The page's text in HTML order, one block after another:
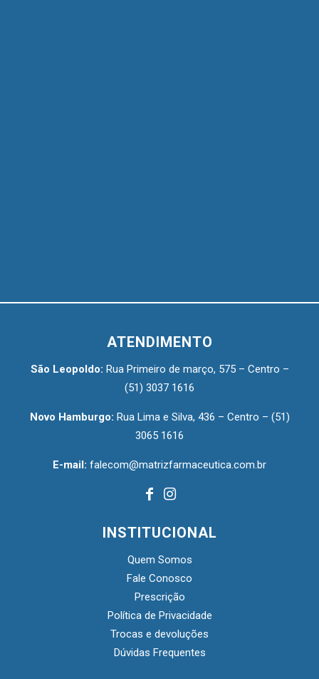
ATENDIMENTO
São Leopoldo: Rua Primeiro de março, 575 – Centro –
(51) 3037 1616
Novo Hamburgo: Rua Lima e Silva, 436 – Centro – (51)
3065 1616
E-mail: falecom@matrizfarmaceutica.com.br
INSTITUCIONAL
Quem Somos
Fale Conosco
Prescrição
Política de Privacidade
Trocas e devoluções
Dúvidas Frequentes